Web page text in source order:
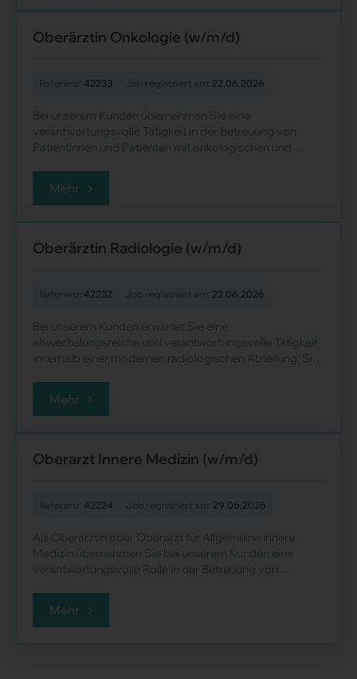
Oberärztin Onkologie (w/m/d)
42233 22.06.2026
Bei unserem Kunden übernehmen Sie eine
verantwortungsvolle Tätigkeit in der Betreuung von
Patientinnen und Patienten mit onkologischen und
Mehr
Oberärztin Radiologie (w/m/d)
42232 22.06.2026
Bei unserem Kunden erwartet Sie eine
abwechslungsreiche und verantwortungsvolle Tätigkeit
innerhalb einer modernen radiologischen Abteilung. Sie
Mehr
Oberarzt Innere Medizin (w/m/d)
42224 29.06.2026
Als Oberärztin oder Oberarzt für Allgemeine Innere
Medizin übernehmen Sie bei unserem Kunden eine
verantwortungsvolle Rolle in der Betreuung von
Mehr